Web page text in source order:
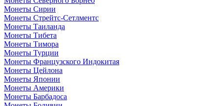
Монеты Сирии
Монеты Стрейтс-Сетлментс
Монеты Таиланда
Монеты Тибета
Монеты Тимора
Монеты Турции
Монеты Французского Индокитая
Монеты Цейлона
Монеты Японии
Монеты Америки
Монеты Барбадоса